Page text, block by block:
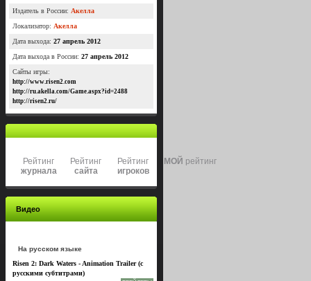
Издатель в России: Акелла
Локализатор: Акелла
Дата выхода: 27 апрель 2012
Дата выхода в России: 27 апрель 2012
Сайты игры:
http://www.risen2.com
http://ru.akella.com/Game.aspx?id=2488
http://risen2.ru/
Рейтинг
журнала
Рейтинг
сайта
Рейтинг
игроков
МОЙ рейтинг
Видео
На русском языке
Risen 2: Dark Waters - Animation Trailer (с
русскими субтитрами)